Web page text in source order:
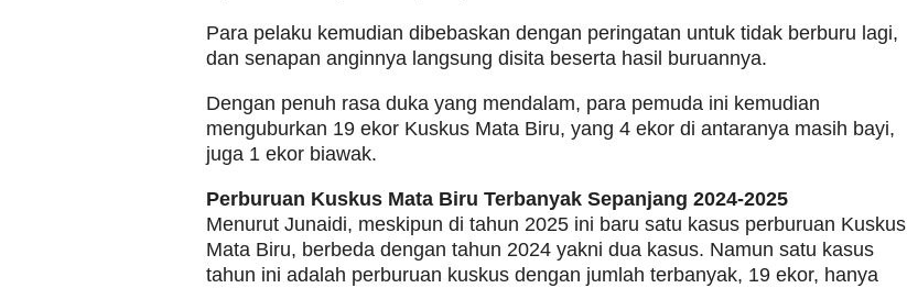
Para pelaku kemudian dibebaskan dengan peringatan untuk tidak berburu lagi,
dan senapan anginnya langsung disita beserta hasil buruannya.
Dengan penuh rasa duka yang mendalam, para pemuda ini kemudian
menguburkan 19 ekor Kuskus Mata Biru, yang 4 ekor di antaranya masih bayi,
juga 1 ekor biawak.
Perburuan Kuskus Mata Biru Terbanyak Sepanjang 2024-2025
Menurut Junaidi, meskipun di tahun 2025 ini baru satu kasus perburuan Kuskus
Mata Biru, berbeda dengan tahun 2024 yakni dua kasus. Namun satu kasus
tahun ini adalah perburuan kuskus dengan jumlah terbanyak, 19 ekor, hanya